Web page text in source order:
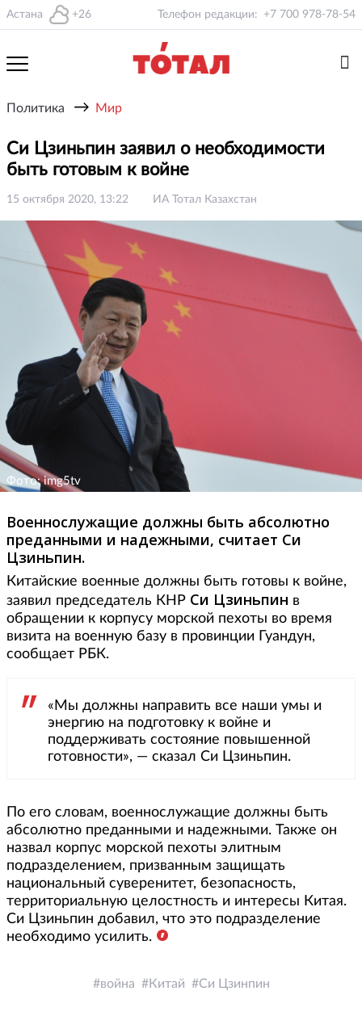
Астана +26 Телефон редакции: +7 700 978-78-54
Политика → Мир
Си Цзиньпин заявил о необходимости
быть готовым к войне
15 октября 2020, 13:22 ИА Тотал Казахстан
Фото: img5tv
Военнослужащие должны быть абсолютно
преданными и надежными, считает Си
Цзиньпин.
Китайские военные должны быть готовы к войне,
заявил председатель КНР Си Цзиньпин в
обращении к корпусу морской пехоты во время
визита на военную базу в провинции Гуандун,
сообщает РБК.
«Мы должны направить все наши умы и
энергию на подготовку к войне и
поддерживать состояние повышенной
готовности», — сказал Си Цзиньпин.
По его словам, военнослужащие должны быть
абсолютно преданными и надежными. Также он
назвал корпус морской пехоты элитным
подразделением, призванным защищать
национальный суверенитет, безопасность,
территориальную целостность и интересы Китая.
Си Цзиньпин добавил, что это подразделение
необходимо усилить.
война Китай Си Цзинпин